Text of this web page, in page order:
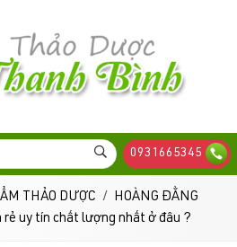
0931665345
THẢO DƯỢC
HOÀNG ĐẰNG
rẻ uy tín chất lượng nhất ở đâu ?